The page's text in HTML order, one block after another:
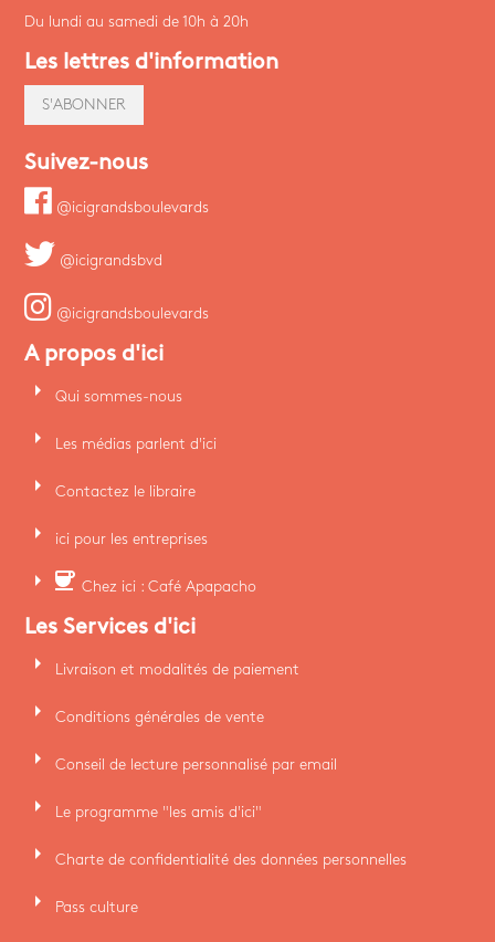
Du lundi au samedi de 10h à 20h
Les lettres d'information
S'ABONNER
Suivez-nous
@icigrandsboulevards
@icigrandsbvd
@icigrandsboulevards
A propos d'ici
arrow_right Qui sommes-nous
arrow_right Les médias parlent d'ici
arrow_right Contactez le libraire
arrow_right ici pour les entreprises
arrow_right coffee Chez ici : Café Apapacho
Les Services d'ici
arrow_right Livraison et modalités de paiement
arrow_right Conditions générales de vente
arrow_right Conseil de lecture personnalisé par email
arrow_right Le programme "les amis d'ici"
arrow_right Charte de confidentialité des données personnelles
arrow_right Pass culture